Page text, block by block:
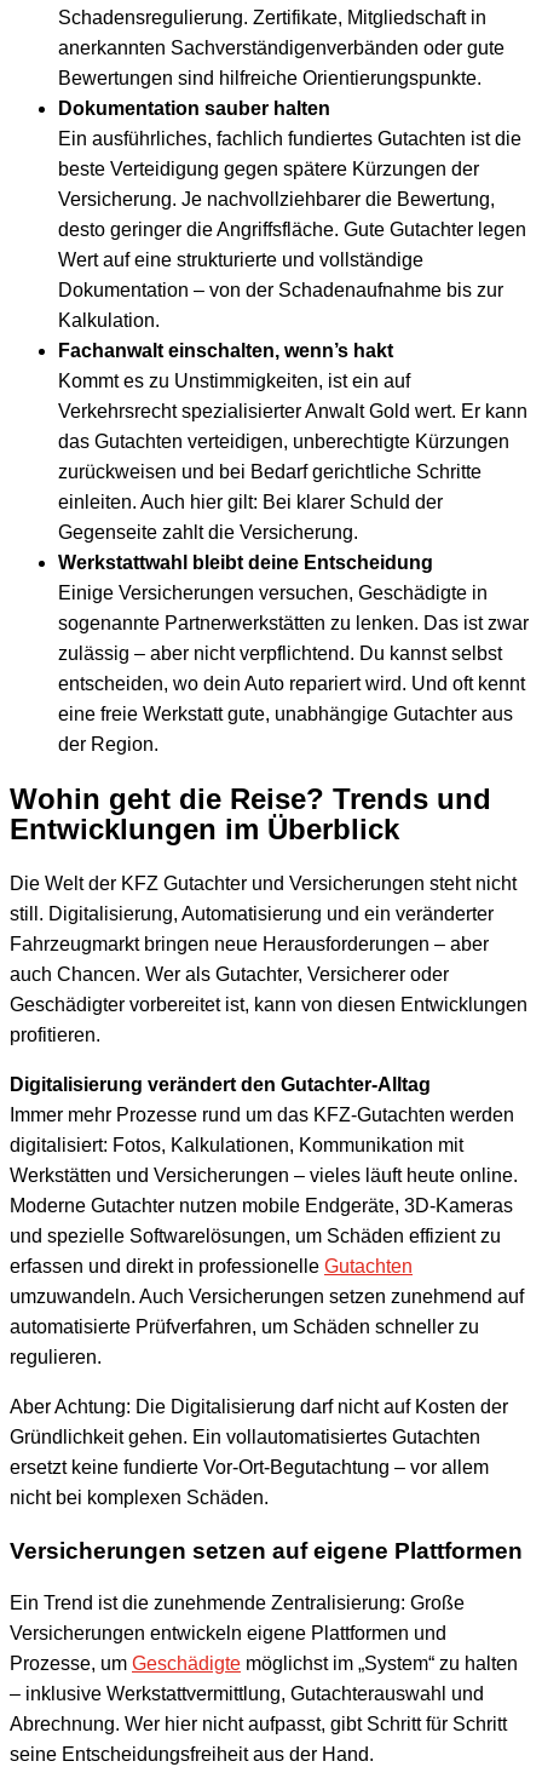
Schadensregulierung. Zertifikate, Mitgliedschaft in
anerkannten Sachverständigenverbänden oder gute
Bewertungen sind hilfreiche Orientierungspunkte.
Dokumentation sauber halten
Ein ausführliches, fachlich fundiertes Gutachten ist die
beste Verteidigung gegen spätere Kürzungen der
Versicherung. Je nachvollziehbarer die Bewertung,
desto geringer die Angriffsfläche. Gute Gutachter legen
Wert auf eine strukturierte und vollständige
Dokumentation – von der Schadenaufnahme bis zur
Kalkulation.
Fachanwalt einschalten, wenn’s hakt
Kommt es zu Unstimmigkeiten, ist ein auf
Verkehrsrecht spezialisierter Anwalt Gold wert. Er kann
das Gutachten verteidigen, unberechtigte Kürzungen
zurückweisen und bei Bedarf gerichtliche Schritte
einleiten. Auch hier gilt: Bei klarer Schuld der
Gegenseite zahlt die Versicherung.
Werkstattwahl bleibt deine Entscheidung
Einige Versicherungen versuchen, Geschädigte in
sogenannte Partnerwerkstätten zu lenken. Das ist zwar
zulässig – aber nicht verpflichtend. Du kannst selbst
entscheiden, wo dein Auto repariert wird. Und oft kennt
eine freie Werkstatt gute, unabhängige Gutachter aus
der Region.
Wohin geht die Reise? Trends und
Entwicklungen im Überblick
Die Welt der KFZ Gutachter und Versicherungen steht nicht
still. Digitalisierung, Automatisierung und ein veränderter
Fahrzeugmarkt bringen neue Herausforderungen – aber
auch Chancen. Wer als Gutachter, Versicherer oder
Geschädigter vorbereitet ist, kann von diesen Entwicklungen
profitieren.
Digitalisierung verändert den Gutachter-Alltag
Immer mehr Prozesse rund um das KFZ-Gutachten werden
digitalisiert: Fotos, Kalkulationen, Kommunikation mit
Werkstätten und Versicherungen – vieles läuft heute online.
Moderne Gutachter nutzen mobile Endgeräte, 3D-Kameras
und spezielle Softwarelösungen, um Schäden effizient zu
erfassen und direkt in professionelle Gutachten
umzuwandeln. Auch Versicherungen setzen zunehmend auf
automatisierte Prüfverfahren, um Schäden schneller zu
regulieren.
Aber Achtung: Die Digitalisierung darf nicht auf Kosten der
Gründlichkeit gehen. Ein vollautomatisiertes Gutachten
ersetzt keine fundierte Vor-Ort-Begutachtung – vor allem
nicht bei komplexen Schäden.
Versicherungen setzen auf eigene Plattformen
Ein Trend ist die zunehmende Zentralisierung: Große
Versicherungen entwickeln eigene Plattformen und
Prozesse, um Geschädigte möglichst im „System“ zu halten
– inklusive Werkstattvermittlung, Gutachterauswahl und
Abrechnung. Wer hier nicht aufpasst, gibt Schritt für Schritt
seine Entscheidungsfreiheit aus der Hand.